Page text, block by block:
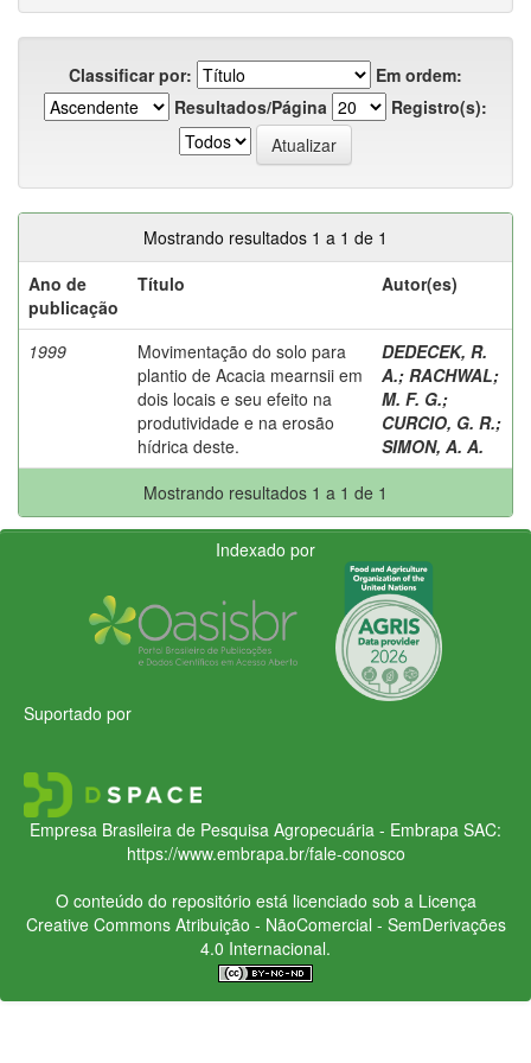
Classificar por:
Em ordem:
Resultados/Página
Registro(s):
Mostrando resultados 1 a 1 de 1
Ano de
publicação
Título Autor(es)
1999
Movimentação do solo para
plantio de Acacia mearnsii em
dois locais e seu efeito na
produtividade e na erosão
hídrica deste.
DEDECEK, R.
A.; RACHWAL;
M. F. G.;
CURCIO, G. R.;
SIMON, A. A.
Mostrando resultados 1 a 1 de 1
Indexado por
Suportado por
Empresa Brasileira de Pesquisa Agropecuária - Embrapa SAC:
https://www.embrapa.br/fale-conosco
O conteúdo do repositório está licenciado sob a Licença
Creative CommonsAtribuição - NãoComercial - SemDerivações
4.0 Internacional.